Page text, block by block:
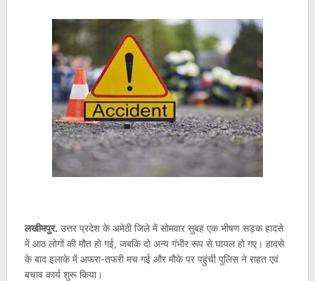
लखीमपुर. उत्तर प्रदेश के अमेठी जिले में सोमवार सुबह एक भीषण सड़क हादसे
में आठ लोगों की मौत हो गई, जबकि दो अन्य गंभीर रूप से घायल हो गए। हादसे
के बाद इलाके में अफरा-तफरी मच गई और मौके पर पहुंची पुलिस ने राहत एवं
बचाव कार्य शुरू किया।